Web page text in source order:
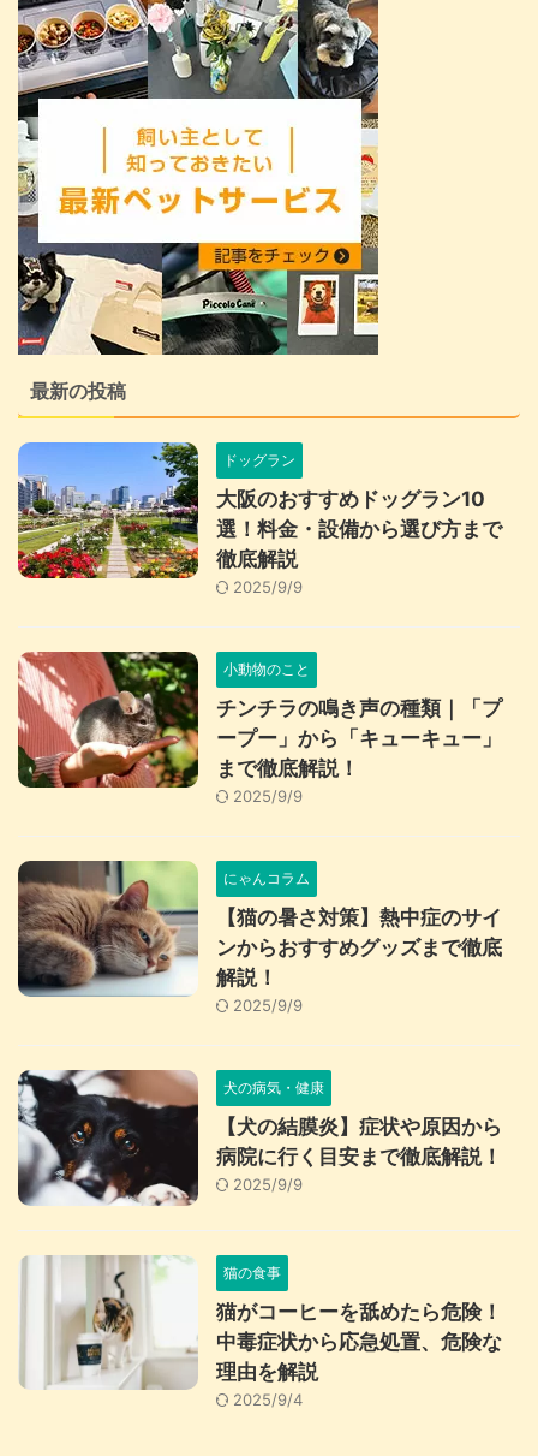
最新の投稿
ドッグラン
大阪のおすすめドッグラン10
選！料金・設備から選び方まで
徹底解説
2025/9/9
小動物のこと
チンチラの鳴き声の種類｜「プ
ープー」から「キューキュー」
まで徹底解説！
2025/9/9
にゃんコラム
【猫の暑さ対策】熱中症のサイ
ンからおすすめグッズまで徹底
解説！
2025/9/9
犬の病気・健康
【犬の結膜炎】症状や原因から
病院に行く目安まで徹底解説！
2025/9/9
猫の食事
猫がコーヒーを舐めたら危険！
中毒症状から応急処置、危険な
理由を解説
2025/9/4